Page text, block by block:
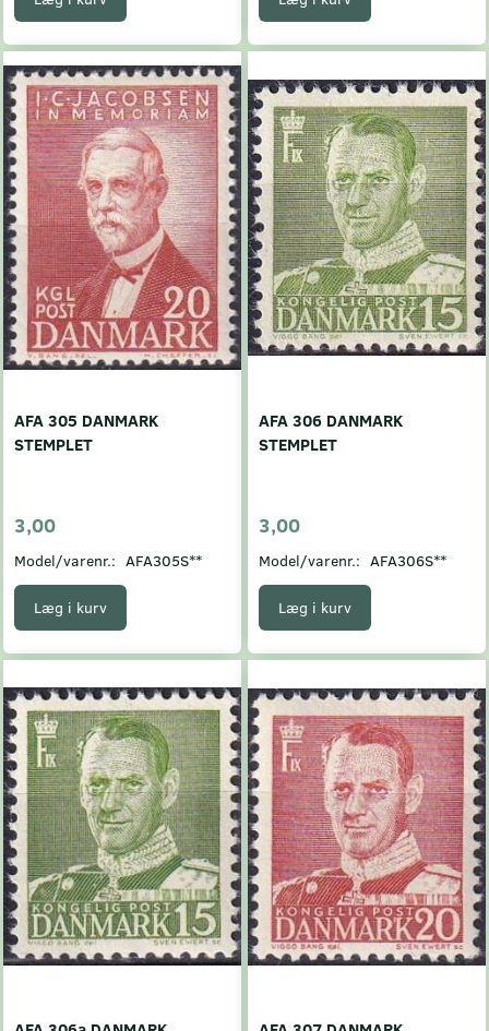
AFA 305 DANMARK
STEMPLET
3,00
Model/varenr.: AFA305S**
Læg i kurv
AFA 306 DANMARK
STEMPLET
3,00
Model/varenr.: AFA306S**
Læg i kurv